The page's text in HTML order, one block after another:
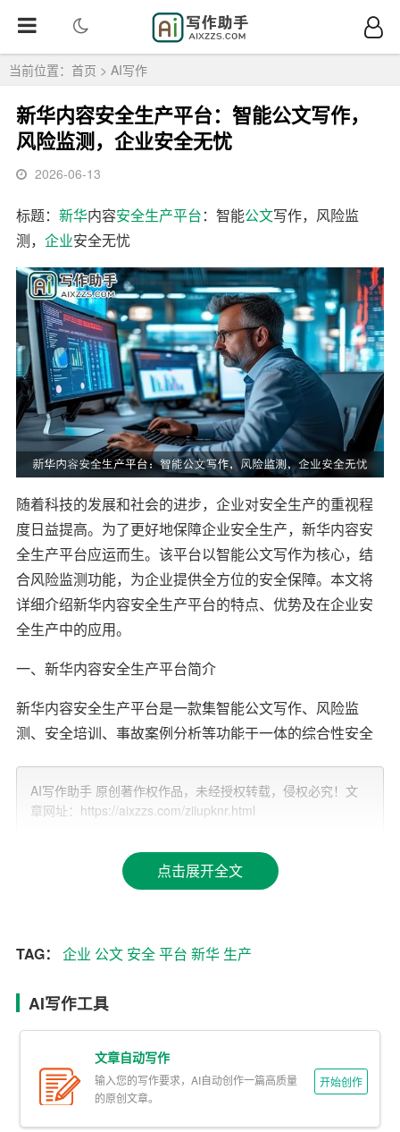
当前位置： 首页 > AI写作
新华内容安全生产平台：智能公文写作，
风险监测，企业安全无忧
2026-06-13
标题： 新华内容安全生产平台：智能公文写作，风险监
测， 企业安全无忧
随着科技的发展和社会的进步，企业对安全生产的重视程
度日益提高。为了更好地保障企业安全生产，新华内容安
全生产平台应运而生。该平台以智能公文写作为核心，结
合风险监测功能，为企业提供全方位的安全保障。本文将
详细介绍新华内容安全生产平台的特点、优势及在企业安
全生产中的应用。
一、新华内容安全生产平台简介
新华内容安全生产平台是一款集智能公文写作、风险监
测、安全培训、事故案例分析等功能于一体的综合性安全
平，降低安全生产风险，实现企业安全无忧。
二、智能公文写作
（2）规范统一：系统内置多种公文模板，确保公文格式规
范、内容完整。
（3）智能审核：系统可自动审核公文内容，确保公文质
2.优势
AI写作助手 原创著作权作品，未经授权转载，侵权必究！文
章网址：https://aixzzs.com/ziiupknr.html
点击展开全文
TAG： 企业 公文 安全平台 新华 生产
AI写作工具
文章自动写作
输入您的写作要求，AI自动创作一篇高质量
的原创文章。
开始创作